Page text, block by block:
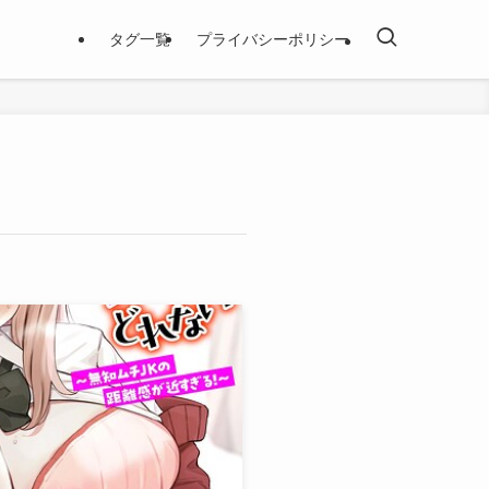
タグ一覧 プライバシーポリシー